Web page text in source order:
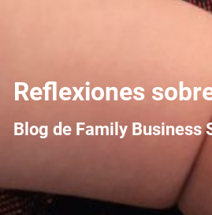
Reflexiones
Blog de Family Business